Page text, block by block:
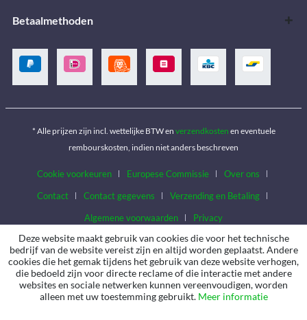
Betaalmethoden
* Alle prijzen zijn incl. wettelijke BTW en verzendkosten en eventuele
rembourskosten, indien niet anders beschreven
Cookie voorkeuren Europese Commissie
Over ons
Contact
Contact gegevens
Verzending en Betaling
Algemene voorwaarden
Privacy
Deze website maakt gebruik van cookies die voor het technische
bedrijf van de website vereist zijn en altijd worden geplaatst. Andere
cookies die het gemak tijdens het gebruik van deze website verhogen,
die bedoeld zijn voor directe reclame of die interactie met andere
websites en sociale netwerken kunnen vereenvoudigen, worden
alleen met uw toestemming gebruikt. Meer informatie